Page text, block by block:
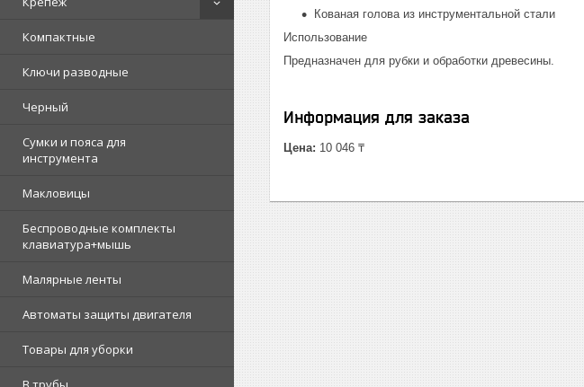
Компактные
Ключи разводные
Черный
Сумки и пояса для
инструмента
Макловицы
Беспроводные комплекты
клавиатура+мышь
Малярные ленты
Автоматы защиты двигателя
Товары для уборки
Кованая голова из инструментальной стали
Использование
Предназначен для рубки и обработки древесины.
Информация для заказа
Цена: 10 046 ₸